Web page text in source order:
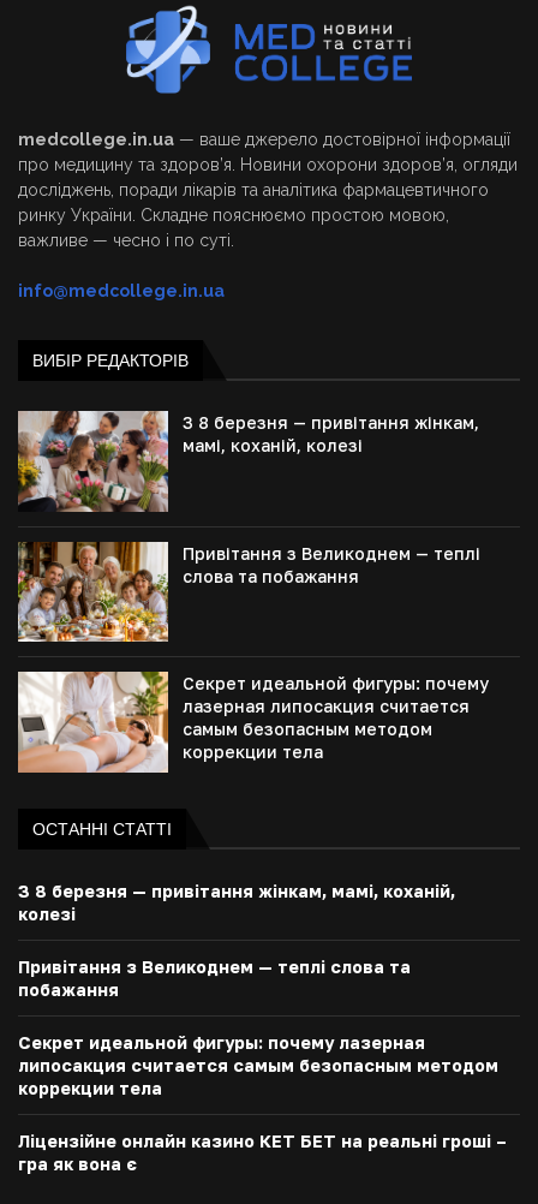
medcollege.in.ua — ваше джерело достовірної інформації
про медицину та здоров’я. Новини охорони здоров’я, огляди
досліджень, поради лікарів та аналітика фармацевтичного
ринку України. Складне пояснюємо простою мовою,
важливе — чесно і по суті.
info@medcollege.in.ua
ВИБІР РЕДАКТОРІВ
З 8 березня — привітання жінкам,
мамі, коханій, колезі
Привітання з Великоднем — теплі
слова та побажання
Секрет идеальной фигуры: почему
лазерная липосакция считается
самым безопасным методом
коррекции тела
ОСТАННІ СТАТТІ
З 8 березня — привітання жінкам, мамі, коханій,
колезі
Привітання з Великоднем — теплі слова та
побажання
Секрет идеальной фигуры: почему лазерная
липосакция считается самым безопасным методом
коррекции тела
Ліцензійне онлайн казино КЕТ БЕТ на реальні гроші –
гра як вона є